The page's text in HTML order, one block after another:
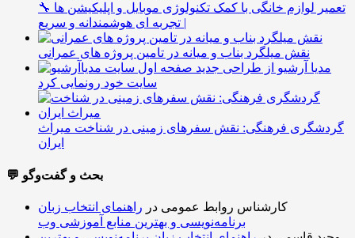
🔧 تعمیر لوازم خانگی با کمک تکنولوژی موبایل و اپلیکیشن ها
| تجربه ای هوشمندانه و سریع
نقش میلگرد بناب و میانه در تامین پروژه های عمرانی
مدیا آرشیو از طراحی جدید
سایت خود رونمایی کرد
گردشگری فرهنگی: نقش سفرهای زمینی در شناخت میراث
ایران
💬 بحث و گفت‌وگو
کارشناس روابط عمومی در راهنمای انتخاب زبان
برنامه‌نویسی و بهترین منابع آموزشی وب